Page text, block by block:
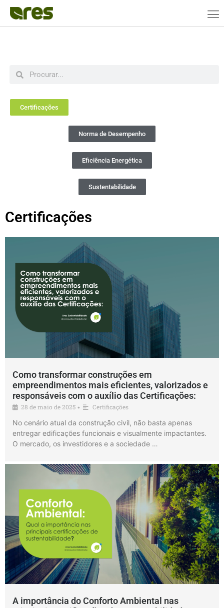
Certificações
Norma de Desempenho
Eficiência Energética
Sustentabilidade
Certificações
Como transformar construções em
empreendimentos mais eficientes, valorizados e
responsáveis com o auxílio das Certificações:
28 de maio de 2025 • Certificações
No cenário atual da construção civil, não basta apenas
entregar edificações funcionais e visualmente impactantes.
O mercado, os investidores e a sociedade …
A importância do Conforto Ambiental nas